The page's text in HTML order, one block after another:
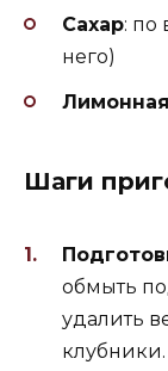
Сахар: по
него)
Шаги
обмыть
удалить